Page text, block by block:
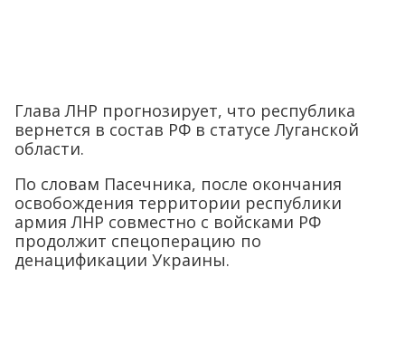
Глава ЛНР прогнозирует, что республика
вернется в состав РФ в статусе Луганской
области.
По словам Пасечника, после окончания
освобождения территории республики
армия ЛНР совместно с войсками РФ
продолжит спецоперацию по
денацификации Украины.